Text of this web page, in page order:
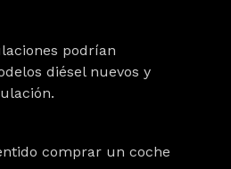
podrían
diésel nuevos y
comprar un coche